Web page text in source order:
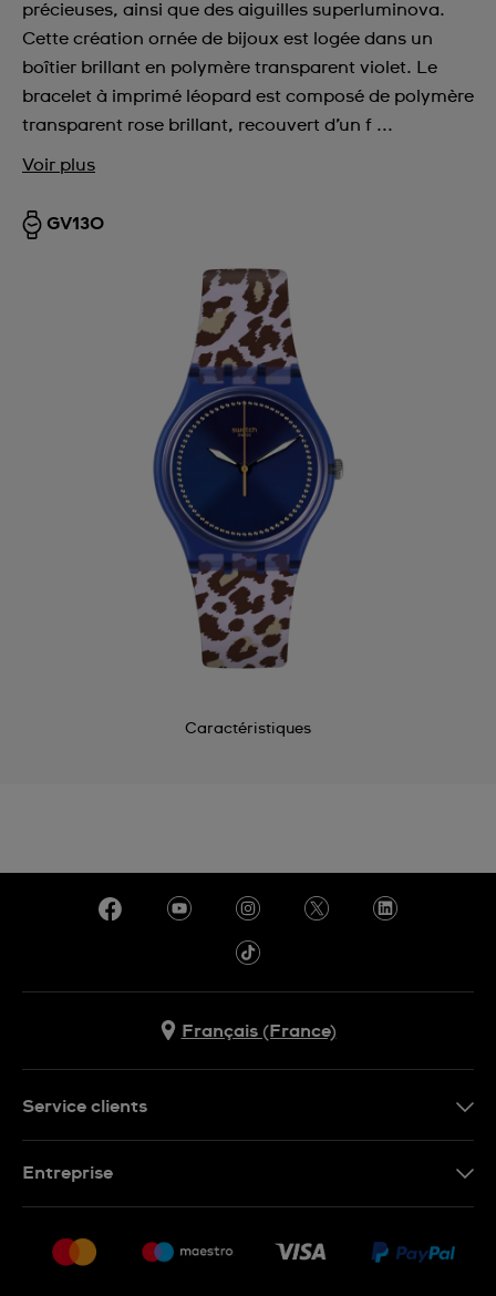
précieuses, ainsi que des aiguilles superluminova.
Cette création ornée de bijoux est logée dans un
boîtier brillant en polymère transparent violet. Le
bracelet à imprimé léopard est composé de polymère
transparent rose brillant, recouvert d’un f ...
Voir plus
GV130
Caractéristiques
Français (France)
Service clients
Retour
Entreprise
Nous rejoindre